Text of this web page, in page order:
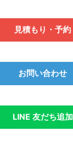
見積もり・予約
お問い合わせ
LINE 友だち追加